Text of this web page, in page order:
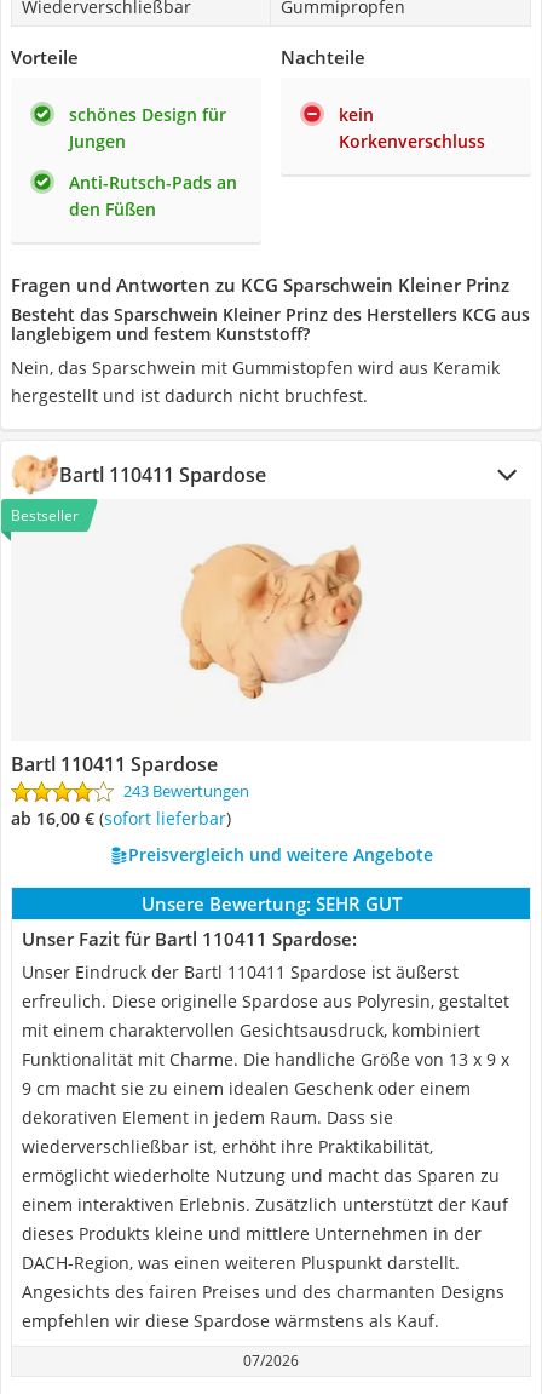
Wiederverschließbar Gummipropfen
Vorteile
schönes Design für
Jungen
Anti-Rutsch-Pads an
den Füßen
Nachteile
kein
Korkenverschluss
Fragen und Antworten zu KCG Sparschwein Kleiner Prinz
Besteht das Sparschwein Kleiner Prinz des Herstellers KCG aus
langlebigem und festem Kunststoff?
Nein, das Sparschwein mit Gummistopfen wird aus Keramik
hergestellt und ist dadurch nicht bruchfest.
Bartl 110411 Spardose
Bestseller
Bartl 110411 Spardose
243 Bewertungen
ab 16,00 € ( Sofort lieferbar)
Preisvergleich und weitere Angebote
Unsere Bewertung: SEHR GUT
Unser Fazit für Bartl 110411 Spardose:
Unser Eindruck der Bartl 110411 Spardose ist äußerst
erfreulich. Diese originelle Spardose aus Polyresin, gestaltet
mit einem charaktervollen Gesichtsausdruck, kombiniert
Funktionalität mit Charme. Die handliche Größe von 13 x 9 x
9 cm macht sie zu einem idealen Geschenk oder einem
dekorativen Element in jedem Raum. Dass sie
wiederverschließbar ist, erhöht ihre Praktikabilität,
ermöglicht wiederholte Nutzung und macht das Sparen zu
einem interaktiven Erlebnis. Zusätzlich unterstützt der Kauf
dieses Produkts kleine und mittlere Unternehmen in der
DACH-Region, was einen weiteren Pluspunkt darstellt.
Angesichts des fairen Preises und des charmanten Designs
empfehlen wir diese Spardose wärmstens als Kauf.
07/2026